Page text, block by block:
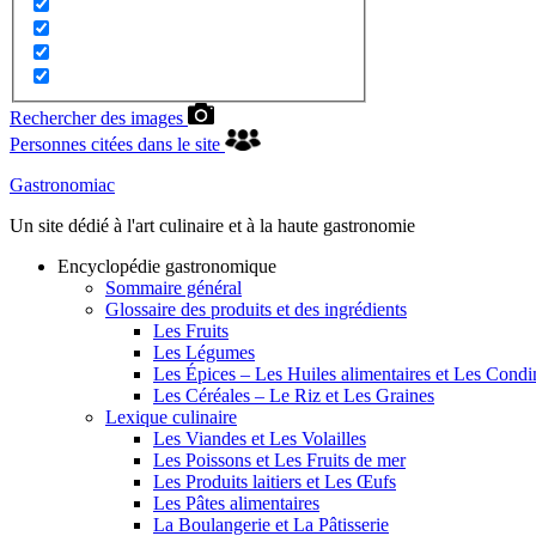
Rechercher des images
Personnes citées dans le site
Gastronomiac
Un site dédié à l'art culinaire et à la haute gastronomie
Encyclopédie gastronomique
Sommaire général
Glossaire des produits et des ingrédients
Les Fruits
Les Légumes
Les Épices – Les Huiles alimentaires et Les
Les Céréales – Le Riz et Les Graines
Lexique culinaire
Les Viandes et Les Volailles
Les Poissons et Les Fruits de mer
Les Produits laitiers et Les Œufs
Les Pâtes alimentaires
La Boulangerie et La Pâtisserie